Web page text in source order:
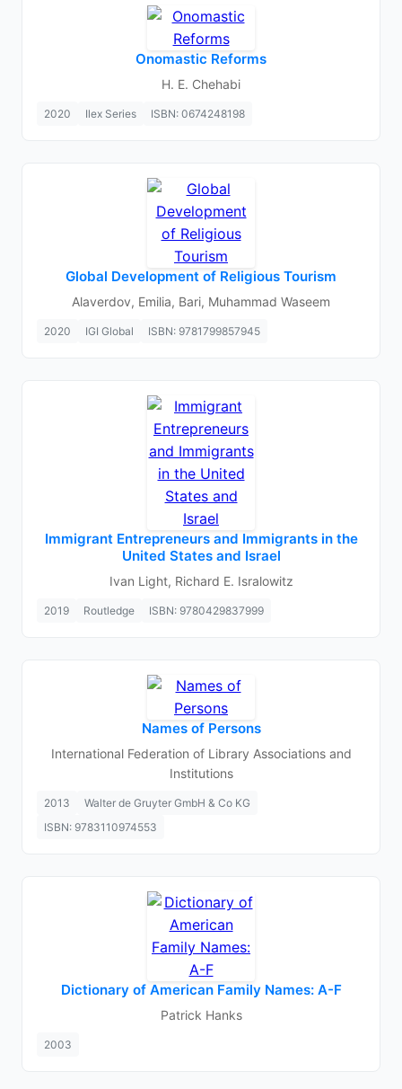
Onomastic Reforms
H. E. Chehabi
2020 Ilex Series ISBN: 0674248198
Global Development of Religious Tourism
Alaverdov, Emilia, Bari, Muhammad Waseem
2020 IGI Global ISBN: 9781799857945
Immigrant Entrepreneurs and Immigrants in the
United States and Israel
Ivan Light, Richard E. Isralowitz
2019 Routledge ISBN: 9780429837999
Names of Persons
International Federation of Library Associations and
Institutions
2013
Walter de Gruyter GmbH & Co KG
ISBN: 9783110974553
Dictionary of American Family Names: A-F
Patrick Hanks
2003